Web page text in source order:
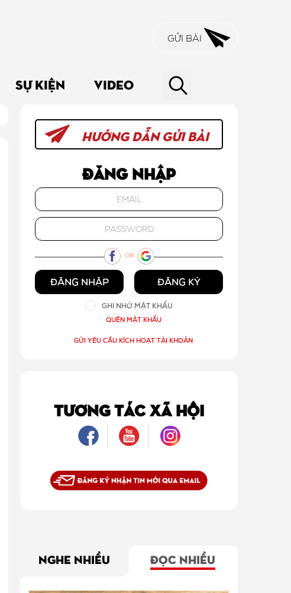
GỬI BÀI
SỰ KIỆN VIDEO
HƯỚNG DẪN GỬI BÀI
Đăng nhập
OR
ĐĂNG NHẬP ĐĂNG KÝ
GHI NHỚ MẬT KHẨU
QUÊN MẬT KHẨU
GỬI YÊU CẦU KÍCH HOẠT TÀI KHOẢN
TƯƠNG TÁC XÃ HỘI
NGHE NHIỀU ĐỌC NHIỀU